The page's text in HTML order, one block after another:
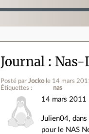
Journal
Posté parJocko le 14 mars
Étiquettes :
nas
14 mars 2011
Julien04,
pour le NAS